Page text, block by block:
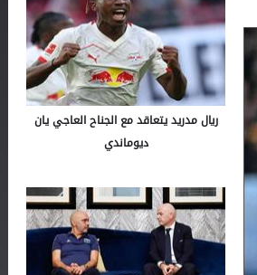
ريال مدريد يتعاقد مع الجناح العاجي يان
ديوماندي